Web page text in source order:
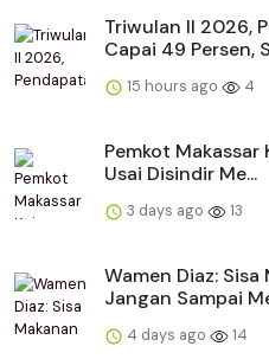
Triwulan II 2026,
Capai 49 Persen,
15 hours ago 4
Pemkot Makassar
Usai Disindir Me...
3 days ago 13
Wamen Diaz:
Jangan Sampai
4 days ago 14